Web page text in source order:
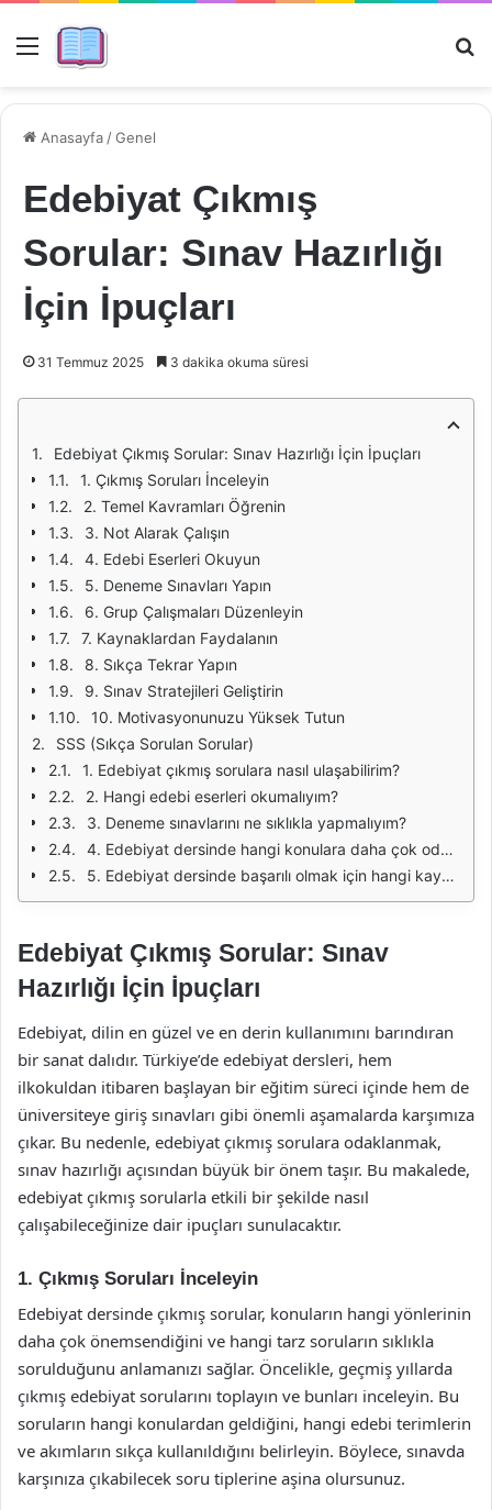
Menü
Anasayfa /Genel
Edebiyat Çıkmış
Sorular: Sınav Hazırlığı
İçin İpuçları
31 Temmuz 2025 3 dakika okuma süresi
Edebiyat Çıkmış Sorular: Sınav Hazırlığı İçin İpuçları
1. Çıkmış Soruları İnceleyin
2. Temel Kavramları Öğrenin
3. Not Alarak Çalışın
4. Edebi Eserleri Okuyun
5. Deneme Sınavları Yapın
6. Grup Çalışmaları Düzenleyin
7. Kaynaklardan Faydalanın
8. Sıkça Tekrar Yapın
9. Sınav Stratejileri Geliştirin
10. Motivasyonunuzu Yüksek Tutun
SSS (Sıkça Sorulan Sorular)
1. Edebiyat çıkmış sorulara nasıl ulaşabilirim?
2. Hangi edebi eserleri okumalıyım?
3. Deneme sınavlarını ne sıklıkla yapmalıyım?
4. Edebiyat dersinde hangi konulara daha çok odaklanmalıyım?
5. Edebiyat dersinde başarılı olmak için hangi kaynakları kullanmalıyım?
Edebiyat Çıkmış Sorular: Sınav
Hazırlığı İçin İpuçları
Edebiyat, dilin en güzel ve en derin kullanımını barındıran
bir sanat dalıdır. Türkiye’de edebiyat dersleri, hem
ilkokuldan itibaren başlayan bir eğitim süreci içinde hem de
üniversiteye giriş sınavları gibi önemli aşamalarda karşımıza
çıkar. Bu nedenle, edebiyat çıkmış sorulara odaklanmak,
sınav hazırlığı açısından büyük bir önem taşır. Bu makalede,
edebiyat çıkmış sorularla etkili bir şekilde nasıl
çalışabileceğinize dair ipuçları sunulacaktır.
1. Çıkmış Soruları İnceleyin
Edebiyat dersinde çıkmış sorular, konuların hangi yönlerinin
daha çok önemsendiğini ve hangi tarz soruların sıklıkla
sorulduğunu anlamanızı sağlar. Öncelikle, geçmiş yıllarda
çıkmış edebiyat sorularını toplayın ve bunları inceleyin. Bu
soruların hangi konulardan geldiğini, hangi edebi terimlerin
ve akımların sıkça kullanıldığını belirleyin. Böylece, sınavda
karşınıza çıkabilecek soru tiplerine aşina olursunuz.